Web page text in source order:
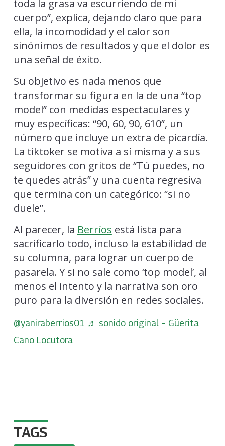
toda la grasa va escurriendo de mi
cuerpo”, explica, dejando claro que para
ella, la incomodidad y el calor son
sinónimos de resultados y que el dolor es
una señal de éxito.
Su objetivo es nada menos que
transformar su figura en la de una “top
model” con medidas espectaculares y
muy específicas: “90, 60, 90, 610”, un
número que incluye un extra de picardía.
La tiktoker se motiva a sí misma y a sus
seguidores con gritos de “Tú puedes, no
te quedes atrás” y una cuenta regresiva
que termina con un categórico: “si no
duele”.
Al parecer, la Berríos está lista para
sacrificarlo todo, incluso la estabilidad de
su columna, para lograr un cuerpo de
pasarela. Y si no sale como ‘top model’, al
menos el intento y la narrativa son oro
puro para la diversión en redes sociales.
@yaniraberrios01 ♬ sonido original – Güerita
Cano Locutora
TAGS